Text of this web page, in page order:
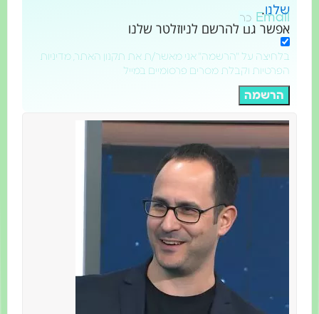
שלנו.
אפשר גם להרשם לניוזלטר שלנו
Email
בלחיצה על "הרשמה" אני מאשר/ת את תקנון האתר, מדיניות
הפרטיות וקבלת מסרים פרסומיים במייל
הרשמה